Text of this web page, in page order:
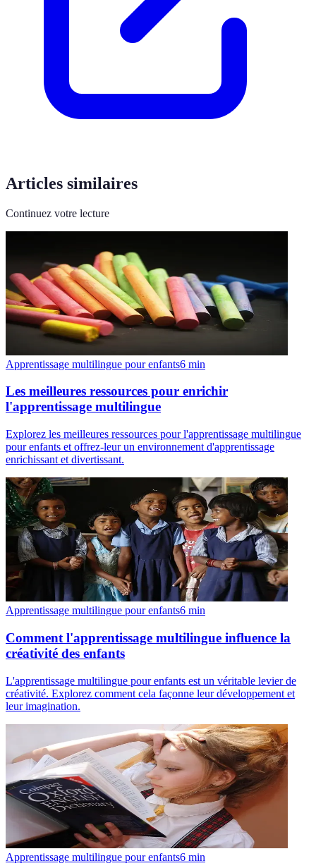
Articles similaires
Continuez votre lecture
Apprentissage multilingue pour enfants6 min
Les meilleures ressources pour enrichir
l'apprentissage multilingue
Explorez les meilleures ressources pour l'apprentissage multilingue
pour enfants et offrez-leur un environnement d'apprentissage
enrichissant et divertissant.
Apprentissage multilingue pour enfants6 min
Comment l'apprentissage multilingue influence la
créativité des enfants
L'apprentissage multilingue pour enfants est un véritable levier de
créativité. Explorez comment cela façonne leur développement et
leur imagination.
Apprentissage multilingue pour enfants6 min